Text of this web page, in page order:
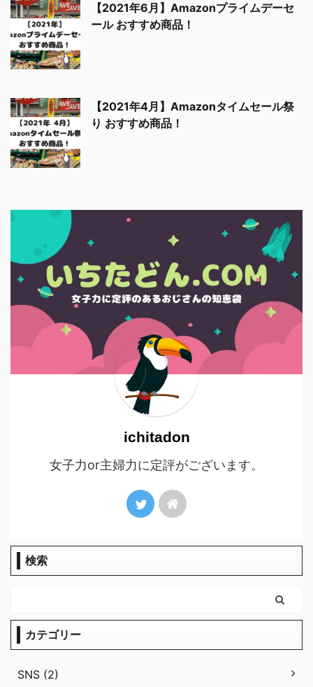
【2021年6月】Amazonプライムデーセ
ール おすすめ商品！
【2021年4月】Amazonタイムセール祭
り おすすめ商品！
ichitadon
女子力or主婦力に定評がございます。
検索
カテゴリー
SNS (2)